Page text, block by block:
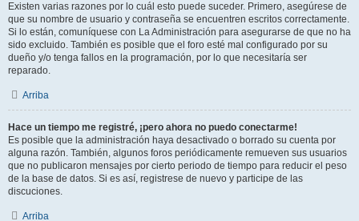
Existen varias razones por lo cuál esto puede suceder. Primero, asegúrese de
que su nombre de usuario y contraseña se encuentren escritos correctamente.
Si lo están, comuníquese con La Administración para asegurarse de que no ha
sido excluido. También es posible que el foro esté mal configurado por su
dueño y/o tenga fallos en la programación, por lo que necesitaría ser
reparado.
Arriba
Hace un tiempo me registré, ¡pero ahora no puedo conectarme!
Es posible que la administración haya desactivado o borrado su cuenta por
alguna razón. También, algunos foros periódicamente remueven sus usuarios
que no publicaron mensajes por cierto periodo de tiempo para reducir el peso
de la base de datos. Si es así, registrese de nuevo y participe de las
discuciones.
Arriba